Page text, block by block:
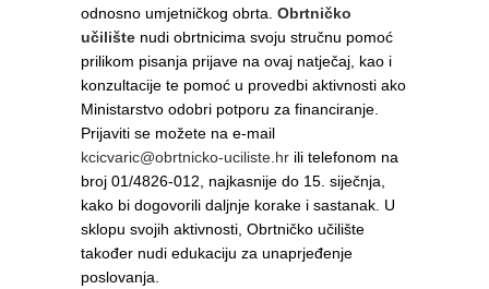
odnosno umjetničkog obrta. Obrtničko
učilište nudi obrtnicima svoju stručnu pomoć
prilikom pisanja prijave na ovaj natječaj, kao i
konzultacije te pomoć u provedbi aktivnosti ako
Ministarstvo odobri potporu za financiranje.
Prijaviti se možete na e-mail
kcicvaric@obrtnicko-uciliste.hr ili telefonom na
broj 01/4826-012, najkasnije do 15. siječnja,
kako bi dogovorili daljnje korake i sastanak. U
sklopu svojih aktivnosti, Obrtničko učilište
također nudi edukaciju za unaprjeđenje
poslovanja.